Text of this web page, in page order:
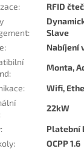
:
RFID
:
Slave
:
Nabíjení
:
Monta,
:
Wifi,
:
22kW
:
Platební
:
OCPP 1.6